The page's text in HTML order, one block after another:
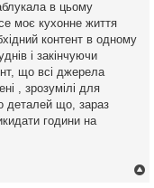
в цьому
моє кухонне життя
контент в одному
і закінчуючи
що всі джерела
, зрозумілі для
деталей що, зараз
години на